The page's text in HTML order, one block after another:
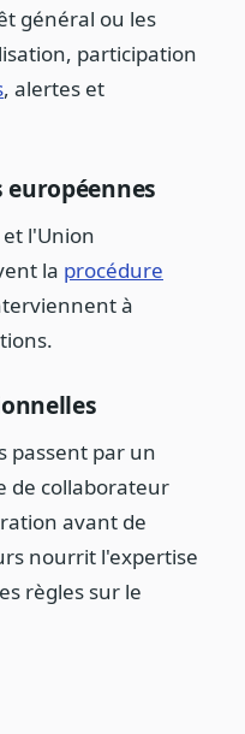
général ou les
participation
, alertes et
l'Union
la procédure
à
passent par un
de collaborateur
avant de
nourrit l'expertise
règles sur le